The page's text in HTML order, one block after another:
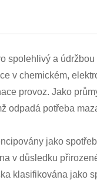
spolehlivý a
v chemickém,
provoz. Jako
odpadá potřeba
jako
v důsledku
klasifikována jako